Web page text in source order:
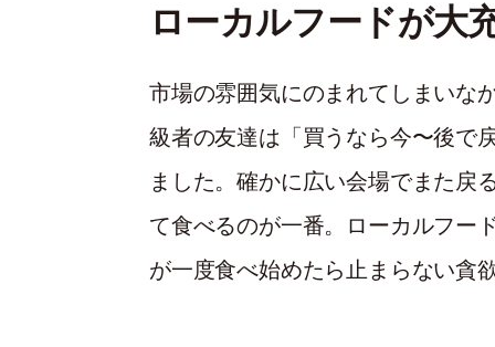
ローカルフードが大
市場の雰囲気にのまれてしまいな
級者の友達は「買うなら今〜後で
ました。確かに広い会場でまた戻
て食べるのが一番。 ローカ ルフー
が一度食べ始めたら 止 まらない貪